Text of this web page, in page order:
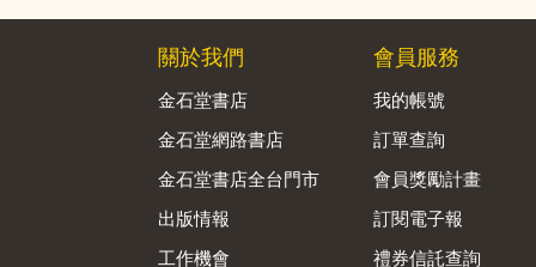
關於我們
金石堂書店
金石堂網路書店
金石堂書店全台門市
出版情報
工作機會
會員服務
我的帳號
訂單查詢
會員獎勵計畫
訂閱電子報
禮券信託查詢